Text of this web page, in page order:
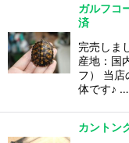
ガルフコ
済
完売しま
産地：国
フ） 当店
体です♪ …
カント